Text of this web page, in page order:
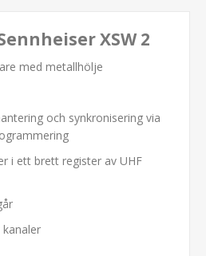
XSW 2
med metallhölje
och synkronisering via
i ett brett register av UHF